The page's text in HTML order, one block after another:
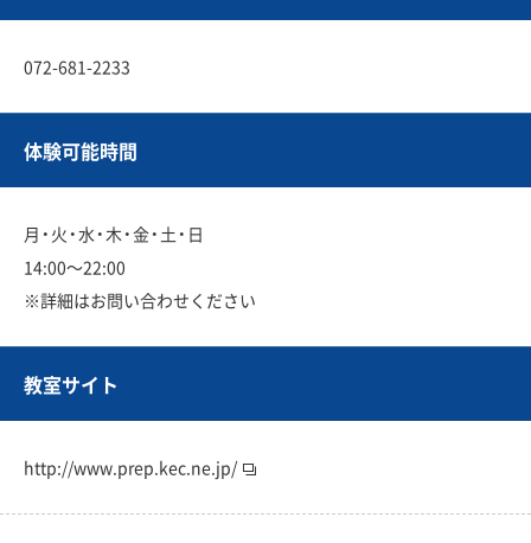
072-681-2233
体験可能時間
月・火・水・木・金・土・日
14:00〜22:00
※詳細はお問い合わせください
教室サイト
http://www.prep.kec.ne.jp/